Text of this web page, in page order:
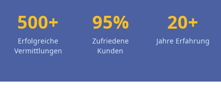
500+
Erfolgreiche
Vermittlungen
95%
Zufriedene
Kunden
20+
Jahre Erfahrung